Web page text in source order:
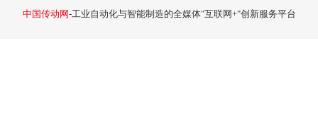
中国传动网-工业自动化与智能制造的全媒体"互联网+"创新服务平台